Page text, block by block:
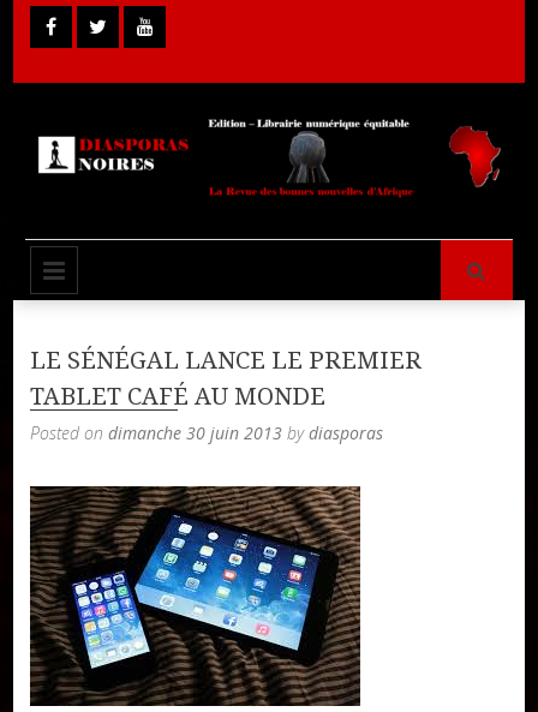
Skip
to
Diasporas
Publier un livre
LE SÉNÉGAL LANCE LE PREMIER
TABLET CAFÉ AU MONDE
Posted ondimanche 30 juin 2013 bydiasporas